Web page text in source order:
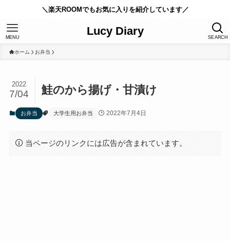
＼楽天ROOMでもお気に入りを紹介しています／
Lucy Diary SEARCH
MENU
ホーム お弁当
鮭のから揚げ・甘漬け
2022
7/04
お弁当 大学生用お弁当 2022年7月4日
当ページのリンクには広告が含まれています。